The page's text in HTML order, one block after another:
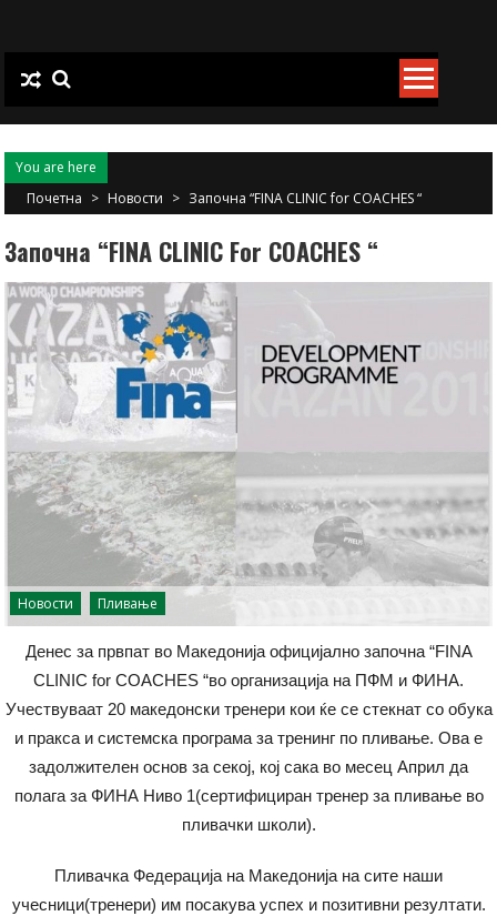
content
You are here
Почетна > Новости > Започна “FINA CLINIC for COACHES “
Започна “FINA CLINIC For COACHES “
Новости Пливање
Денес за првпат во Македонија официјално започна “FINA
CLINIC for COACHES “во организација на ПФМ и ФИНА.
Учествуваат 20 македонски тренери кои ќе се стекнат со обука
и пракса и системска програма за тренинг по пливање. Ова е
задолжителен основ за секој, кој сака во месец Април да
полага за ФИНА Ниво 1(сертифициран тренер за пливање во
пливачки школи).
Пливачка Федерација на Македонија на сите наши
учесници(тренери) им посакува успех и позитивни резултати.